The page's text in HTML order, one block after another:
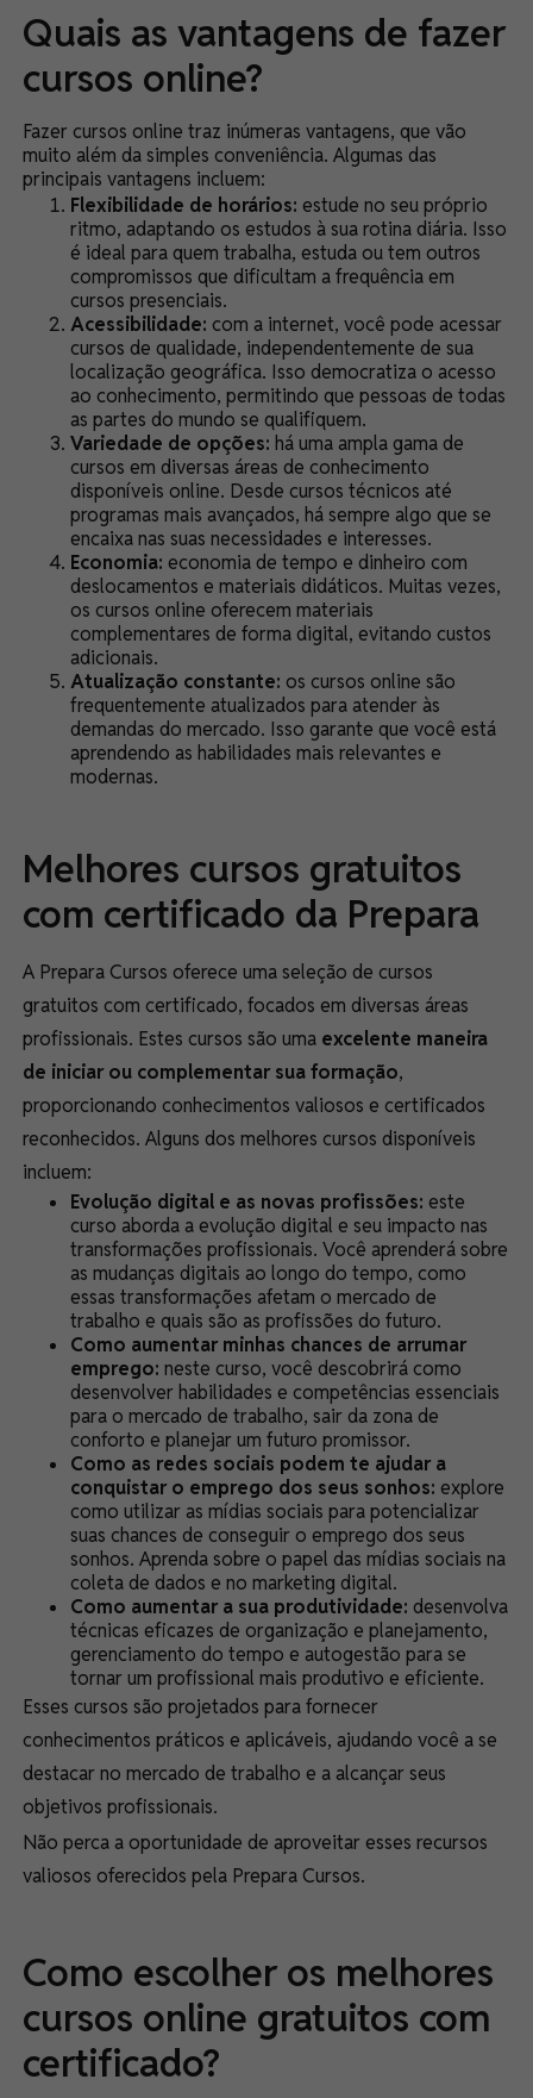
Quais as vantagens de fazer
cursos online?
Fazer cursos online traz inúmeras vantagens, que vão
muito além da simples conveniência. Algumas das
principais vantagens incluem:
Flexibilidade de horários: estude no seu próprio
ritmo, adaptando os estudos à sua rotina diária. Isso
é ideal para quem trabalha, estuda ou tem outros
compromissos que dificultam a frequência em
cursos presenciais.
Acessibilidade: com a internet, você pode acessar
cursos de qualidade, independentemente de sua
localização geográfica. Isso democratiza o acesso
ao conhecimento, permitindo que pessoas de todas
as partes do mundo se qualifiquem.
Variedade de opções: há uma ampla gama de
cursos em diversas áreas de conhecimento
disponíveis online. Desde cursos técnicos até
programas mais avançados, há sempre algo que se
encaixa nas suas necessidades e interesses.
Economia: economia de tempo e dinheiro com
deslocamentos e materiais didáticos. Muitas vezes,
os cursos online oferecem materiais
complementares de forma digital, evitando custos
adicionais.
Atualização constante: os cursos online são
frequentemente atualizados para atender às
demandas do mercado. Isso garante que você está
aprendendo as habilidades mais relevantes e
modernas.
Melhores cursos gratuitos
com certificado da Prepara
A Prepara Cursos oferece uma seleção de cursos
gratuitos com certificado, focados em diversas áreas
profissionais. Estes cursos são uma excelente maneira
de iniciar ou complementar sua formação,
proporcionando conhecimentos valiosos e certificados
reconhecidos. Alguns dos melhores cursos disponíveis
incluem:
Evolução digital e as novas profissões: este
curso aborda a evolução digital e seu impacto nas
transformações profissionais. Você aprenderá sobre
as mudanças digitais ao longo do tempo, como
essas transformações afetam o mercado de
trabalho e quais são as profissões do futuro.
Como aumentar minhas chances de arrumar
emprego: neste curso, você descobrirá como
desenvolver habilidades e competências essenciais
para o mercado de trabalho, sair da zona de
conforto e planejar um futuro promissor.
Como as redes sociais podem te ajudar a
conquistar o emprego dos seus sonhos: explore
como utilizar as mídias sociais para potencializar
suas chances de conseguir o emprego dos seus
sonhos. Aprenda sobre o papel das mídias sociais na
coleta de dados e no marketing digital.
Como aumentar a sua produtividade: desenvolva
técnicas eficazes de organização e planejamento,
gerenciamento do tempo e autogestão para se
tornar um profissional mais produtivo e eficiente.
Esses cursos são projetados para fornecer
conhecimentos práticos e aplicáveis, ajudando você a se
destacar no mercado de trabalho e a alcançar seus
objetivos profissionais.
Não perca a oportunidade de aproveitar esses recursos
valiosos oferecidos pela Prepara Cursos.
Como escolher os melhores
cursos online gratuitos com
certificado?